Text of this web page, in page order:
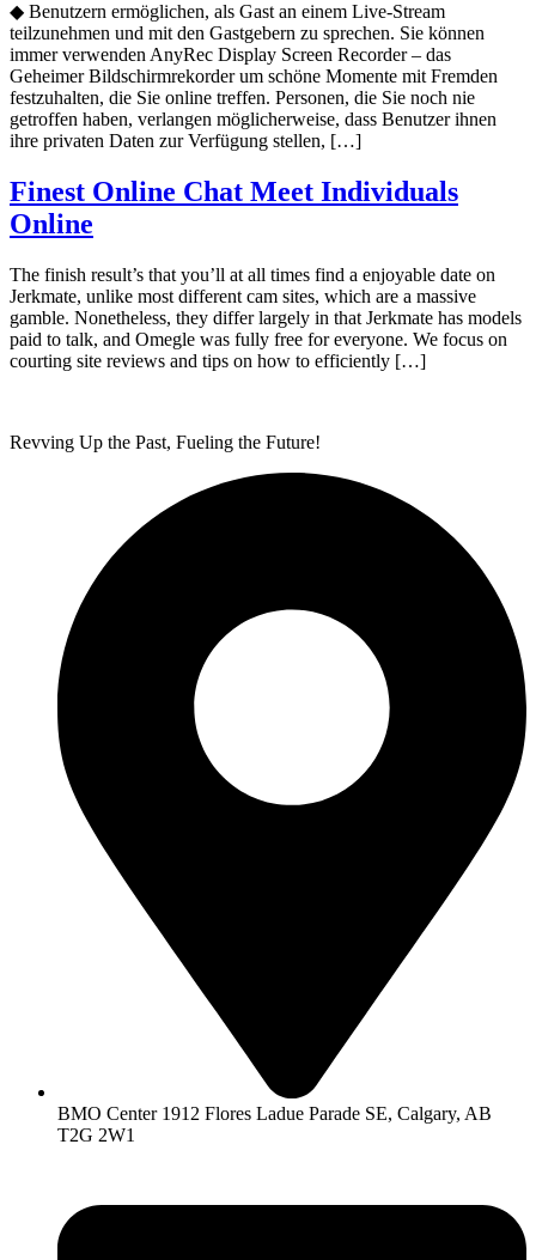
◆ Benutzern ermöglichen, als Gast an einem Live-Stream
teilzunehmen und mit den Gastgebern zu sprechen. Sie können
immer verwenden AnyRec Display Screen Recorder – das
Geheimer Bildschirmrekorder um schöne Momente mit Fremden
festzuhalten, die Sie online treffen. Personen, die Sie noch nie
getroffen haben, verlangen möglicherweise, dass Benutzer ihnen
ihre privaten Daten zur Verfügung stellen, […]
Finest Online Chat Meet Individuals
Online
The finish result’s that you’ll at all times find a enjoyable date on
Jerkmate, unlike most different cam sites, which are a massive
gamble. Nonetheless, they differ largely in that Jerkmate has models
paid to talk, and Omegle was fully free for everyone. We focus on
courting site reviews and tips on how to efficiently […]
Revving Up the Past, Fueling the Future!
BMO Center 1912 Flores Ladue Parade SE, Calgary, AB
T2G 2W1